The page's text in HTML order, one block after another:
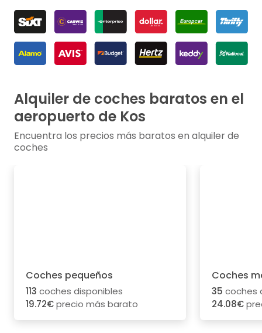
Alquiler de coches baratos en el
aeropuerto de Kos
Encuentra los precios más baratos en alquiler de
coches
Coches pequeños
113 coches disponibles
19.72€precio más barato
Coches
35 coches
24.08€